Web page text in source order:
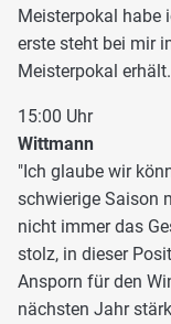
Meisterpokal habe
erste steht bei mir
Meisterpokal erhält.
15:00 Uhr
Wittmann
"Ich glaube wir
schwierige Saison
nicht immer das
stolz, in dieser
Ansporn für den
nächsten Jahr